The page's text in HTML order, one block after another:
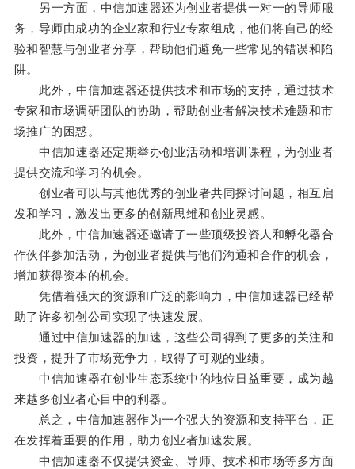
另一方面，中信加速器还为创业者提供一对一的导师服
务，导师由成功的企业家和行业专家组成，他们将自己的经
验和智慧与创业者分享，帮助他们避免一些常见的错误和陷
阱。
此外，中信加速器还提供技术和市场的支持，通过技术
专家和市场调研团队的协助，帮助创业者解决技术难题和市
场推广的困惑。
中信加速器还定期举办创业活动和培训课程，为创业者
提供交流和学习的机会。
创业者可以与其他优秀的创业者共同探讨问题，相互启
发和学习，激发出更多的创新思维和创业灵感。
此外，中信加速器还邀请了一些顶级投资人和孵化器合
作伙伴参加活动，为创业者提供与他们沟通和合作的机会，
增加获得资本的机会。
凭借着强大的资源和广泛的影响力，中信加速器已经帮
助了许多初创公司实现了快速发展。
通过中信加速器的加速，这些公司得到了更多的关注和
投资，提升了市场竞争力，取得了可观的业绩。
中信加速器在创业生态系统中的地位日益重要，成为越
来越多创业者心目中的利器。
总之，中信加速器作为一个强大的资源和支持平台，正
在发挥着重要的作用，助力创业者加速发展。
中信加速器不仅提供资金、导师、技术和市场等多方面